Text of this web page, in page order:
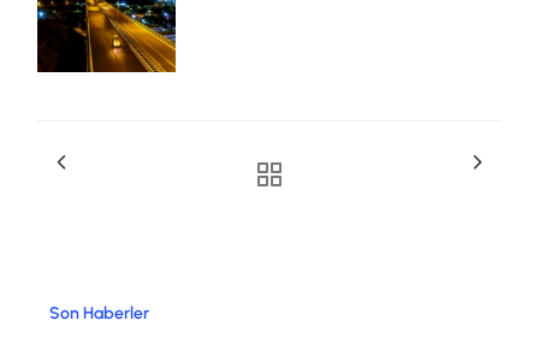
Son Haberler